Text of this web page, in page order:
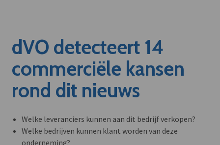
dVO detecteert 14
commerciële kansen
rond dit nieuws
Welke leveranciers kunnen aan dit bedrijf verkopen?
Welke bedrijven kunnen klant worden van deze
onderneming?